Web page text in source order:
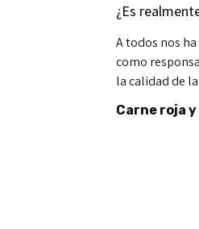
¿Es
A todos nos
como
la calidad de
Carne roja